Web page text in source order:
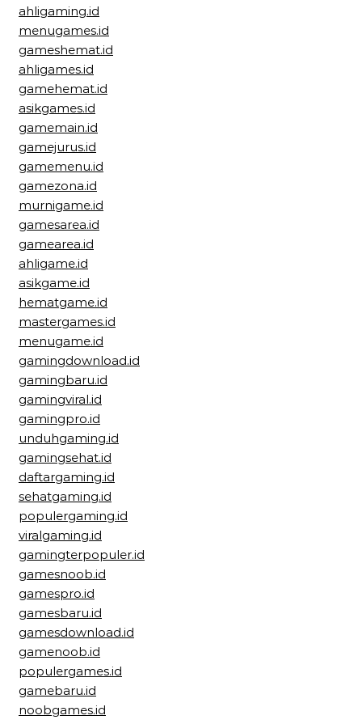
ahligaming.id
menugames.id
gameshemat.id
ahligames.id
gamehemat.id
asikgames.id
gamemain.id
gamejurus.id
gamemenu.id
gamezona.id
murnigame.id
gamesarea.id
gamearea.id
ahligame.id
asikgame.id
hematgame.id
mastergames.id
menugame.id
gamingdownload.id
gamingbaru.id
gamingviral.id
gamingpro.id
unduhgaming.id
gamingsehat.id
daftargaming.id
sehatgaming.id
populergaming.id
viralgaming.id
gamingterpopuler.id
gamesnoob.id
gamespro.id
gamesbaru.id
gamesdownload.id
gamenoob.id
populergames.id
gamebaru.id
noobgames.id